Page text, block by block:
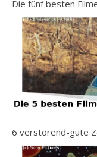
Die fünf besten
6 verstörend-gute